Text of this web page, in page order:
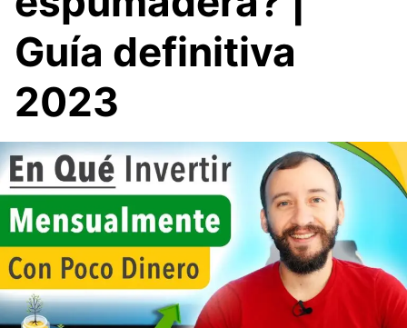
Guía definitiva
2023